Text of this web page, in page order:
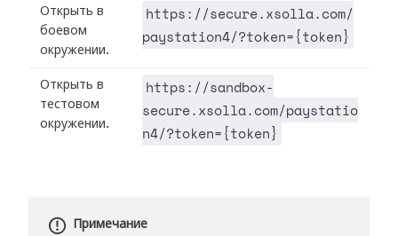
Открыть в
боевом
окружении.
https://secure.xsolla.com/
paystation4/?token={token}
Открыть в
тестовом
окружении.
https://sandbox-
secure.xsolla.com/paystatio
n4/?token={token}
Примечание